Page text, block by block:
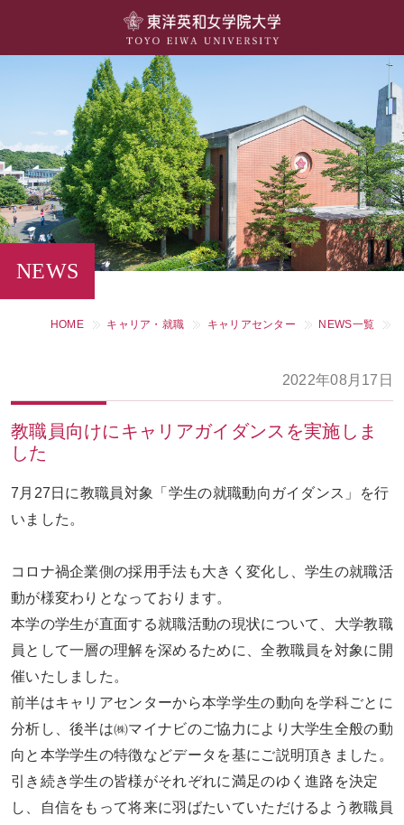
学部・学科
キャンパスライフ
留学・国際交流
キャリア・就職
NEWS
HOME キャリア・就職 キャリアセンター NEWS一覧
2022年08月17日
教職員向けにキャリアガイダンスを実施しま
した
7月27日に教職員対象「学生の就職動向ガイダンス」を行
いました。
コロナ禍企業側の採用手法も大きく変化し、学生の就職活
動が様変わりとなっております。
本学の学生が直面する就職活動の現状について、大学教職
員として一層の理解を深めるために、全教職員を対象に開
催いたしました。
前半はキャリアセンターから本学学生の動向を学科ごとに
分析し、後半は㈱マイナビのご協力により大学生全般の動
向と本学学生の特徴などデータを基にご説明頂きました。
引き続き学生の皆様がそれぞれに満足のゆく進路を決定
し、自信をもって将来に羽ばたいていただけるよう教職員